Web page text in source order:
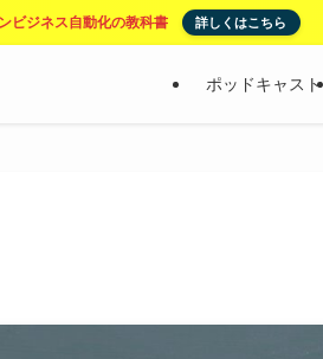
ビジネス自動化の教科書 詳しくはこちら
ポッドキャスト